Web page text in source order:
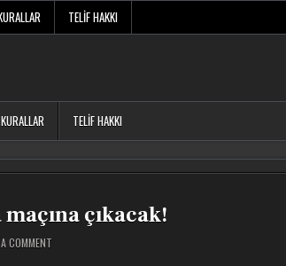
TELIF HAKKI
TELIF HAKKI
çıkacak!
COMMENT